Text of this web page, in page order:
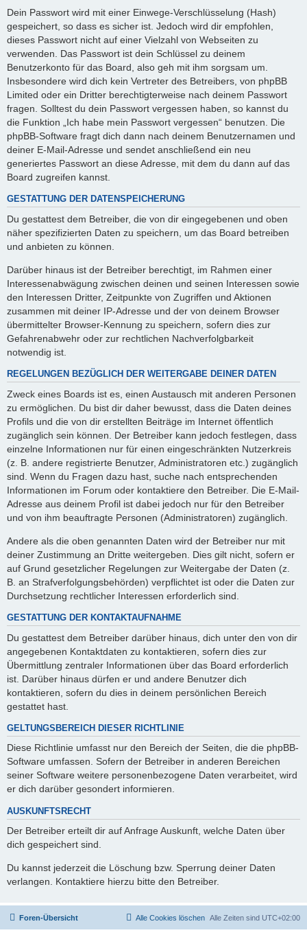
Dein Passwort wird mit einer Einwege-Verschlüsselung (Hash)
gespeichert, so dass es sicher ist. Jedoch wird dir empfohlen,
dieses Passwort nicht auf einer Vielzahl von Webseiten zu
verwenden. Das Passwort ist dein Schlüssel zu deinem
Benutzerkonto für das Board, also geh mit ihm sorgsam um.
Insbesondere wird dich kein Vertreter des Betreibers, von phpBB
Limited oder ein Dritter berechtigterweise nach deinem Passwort
fragen. Solltest du dein Passwort vergessen haben, so kannst du
die Funktion „Ich habe mein Passwort vergessen“ benutzen. Die
phpBB-Software fragt dich dann nach deinem Benutzernamen und
deiner E-Mail-Adresse und sendet anschließend ein neu
generiertes Passwort an diese Adresse, mit dem du dann auf das
Board zugreifen kannst.
GESTATTUNG DER DATENSPEICHERUNG
Du gestattest dem Betreiber, die von dir eingegebenen und oben
näher spezifizierten Daten zu speichern, um das Board betreiben
und anbieten zu können.
Darüber hinaus ist der Betreiber berechtigt, im Rahmen einer
Interessenabwägung zwischen deinen und seinen Interessen sowie
den Interessen Dritter, Zeitpunkte von Zugriffen und Aktionen
zusammen mit deiner IP-Adresse und der von deinem Browser
übermittelter Browser-Kennung zu speichern, sofern dies zur
Gefahrenabwehr oder zur rechtlichen Nachverfolgbarkeit
notwendig ist.
REGELUNGEN BEZÜGLICH DER WEITERGABE DEINER DATEN
Zweck eines Boards ist es, einen Austausch mit anderen Personen
zu ermöglichen. Du bist dir daher bewusst, dass die Daten deines
Profils und die von dir erstellten Beiträge im Internet öffentlich
zugänglich sein können. Der Betreiber kann jedoch festlegen, dass
einzelne Informationen nur für einen eingeschränkten Nutzerkreis
(z. B. andere registrierte Benutzer, Administratoren etc.) zugänglich
sind. Wenn du Fragen dazu hast, suche nach entsprechenden
Informationen im Forum oder kontaktiere den Betreiber. Die E-Mail-
Adresse aus deinem Profil ist dabei jedoch nur für den Betreiber
und von ihm beauftragte Personen (Administratoren) zugänglich.
Andere als die oben genannten Daten wird der Betreiber nur mit
deiner Zustimmung an Dritte weitergeben. Dies gilt nicht, sofern er
auf Grund gesetzlicher Regelungen zur Weitergabe der Daten (z.
B. an Strafverfolgungsbehörden) verpflichtet ist oder die Daten zur
Durchsetzung rechtlicher Interessen erforderlich sind.
GESTATTUNG DER KONTAKTAUFNAHME
Du gestattest dem Betreiber darüber hinaus, dich unter den von dir
angegebenen Kontaktdaten zu kontaktieren, sofern dies zur
Übermittlung zentraler Informationen über das Board erforderlich
ist. Darüber hinaus dürfen er und andere Benutzer dich
kontaktieren, sofern du dies in deinem persönlichen Bereich
gestattet hast.
GELTUNGSBEREICH DIESER RICHTLINIE
Diese Richtlinie umfasst nur den Bereich der Seiten, die die phpBB-
Software umfassen. Sofern der Betreiber in anderen Bereichen
seiner Software weitere personenbezogene Daten verarbeitet, wird
er dich darüber gesondert informieren.
AUSKUNFTSRECHT
Der Betreiber erteilt dir auf Anfrage Auskunft, welche Daten über
dich gespeichert sind.
Du kannst jederzeit die Löschung bzw. Sperrung deiner Daten
verlangen. Kontaktiere hierzu bitte den Betreiber.
Foren-Übersicht Alle Zeiten sind UTC+02:00
Alle Cookies löschen